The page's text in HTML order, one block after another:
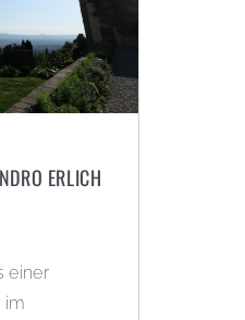
ERLICH
einer
im